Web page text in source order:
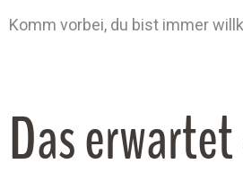
Komm vorbei, du bist immer
Das